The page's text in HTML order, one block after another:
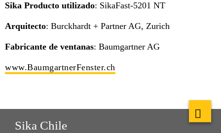
Sika Producto utilizado: SikaFast-5201 NT
Arquitecto: Burckhardt + Partner AG, Zurich
Fabricante de ventanas: Baumgartner AG
www.BaumgartnerFenster.ch
Sika Chile